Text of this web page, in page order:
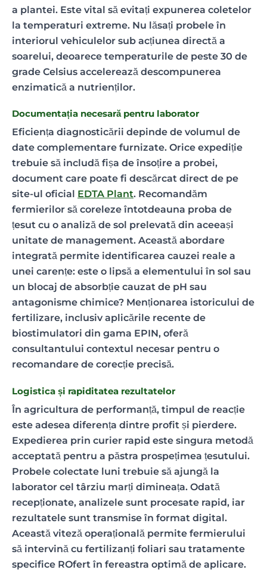
a plantei. Este vital să evitați expunerea coletelor
la temperaturi extreme. Nu lăsați probele în
interiorul vehiculelor sub acțiunea directă a
soarelui, deoarece temperaturile de peste 30 de
grade Celsius accelerează descompunerea
enzimatică a nutrienților.
Documentația necesară pentru laborator
Eficiența diagnosticării depinde de volumul de
date complementare furnizate. Orice expediție
trebuie să includă fișa de însoțire a probei,
document care poate fi descărcat direct de pe
site-ul oficial EDTA Plant. Recomandăm
fermierilor să coreleze întotdeauna proba de
țesut cu o analiză de sol prelevată din aceeași
unitate de management. Această abordare
integrată permite identificarea cauzei reale a
unei carențe: este o lipsă a elementului în sol sau
un blocaj de absorbție cauzat de pH sau
antagonisme chimice? Menționarea istoricului de
fertilizare, inclusiv aplicările recente de
biostimulatori din gama EPIN, oferă
consultantului contextul necesar pentru o
recomandare de corecție precisă.
Logistica și rapiditatea rezultatelor
În agricultura de performanță, timpul de reacție
este adesea diferența dintre profit și pierdere.
Expedierea prin curier rapid este singura metodă
acceptată pentru a păstra prospețimea țesutului.
Probele colectate luni trebuie să ajungă la
laborator cel târziu marți dimineața. Odată
recepționate, analizele sunt procesate rapid, iar
rezultatele sunt transmise în format digital.
Această viteză operațională permite fermierului
să intervină cu fertilizanți foliari sau tratamente
specifice ROfert în fereastra optimă de aplicare.